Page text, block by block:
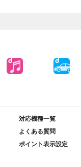
対応機種一覧
よくある質問
ポイント表示設定